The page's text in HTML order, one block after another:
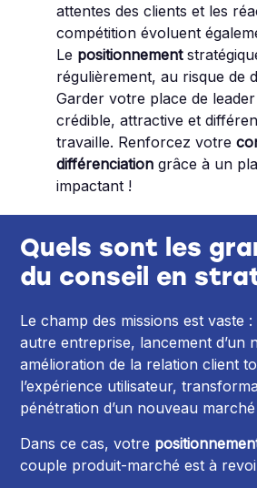
attentes des clients et les
compétition évoluent
Le positionnement
régulièrement, au risque de
Garder votre place de
crédible, attractive et
travaille. Renforcez votre
différenciationgrâce à un
impactant !
Quels sont les
du conseil en
Le champ des missions est vaste
autre entreprise, lancement d’un
amélioration de la relation client
l’expérience utilisateur,
pénétration d’un nouveau
Dans ce cas, votre
couple produit-marché est à